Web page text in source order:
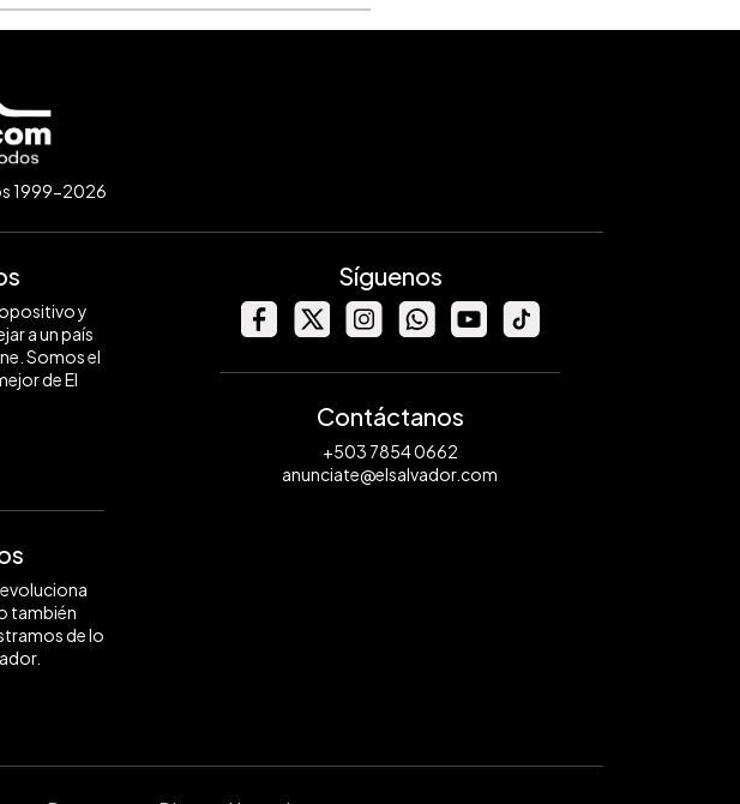
1999-2026
y
a un país
Somos el
de El
también
de lo
Síguenos
Contáctanos
+503 7854 0662
anunciate@elsalvador.com